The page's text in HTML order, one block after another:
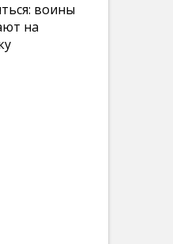
воины
на